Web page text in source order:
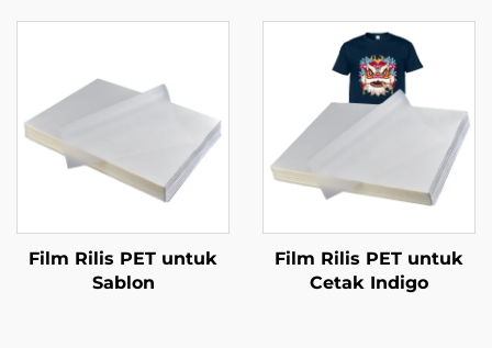
Kaos
Film Rilis PET untuk
Sablon
Film Rilis PET untuk
Cetak Indigo